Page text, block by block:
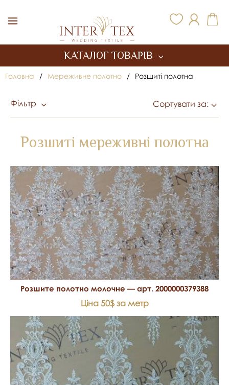
КАТАЛОГ ТОВАРІВ
Головна / Мереживне полотно / Розшиті полотна
Фільтр Сортувати за:
Розшиті мереживні полотна
Розшите полотно молочне — арт. 2000000379388
Ціна 50$ за метр